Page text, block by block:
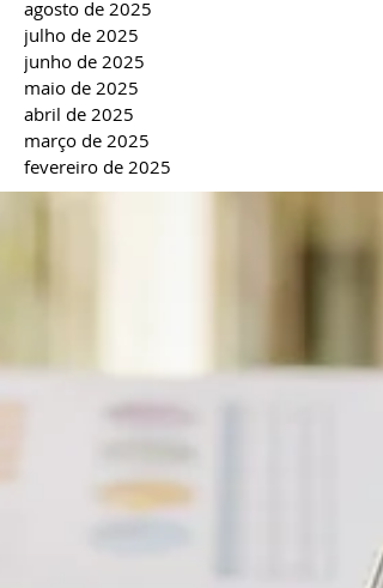
agosto de 2025
julho de 2025
junho de 2025
maio de 2025
abril de 2025
março de 2025
fevereiro de 2025